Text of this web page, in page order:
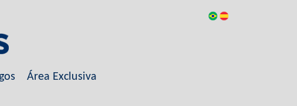
Área Exclusiva